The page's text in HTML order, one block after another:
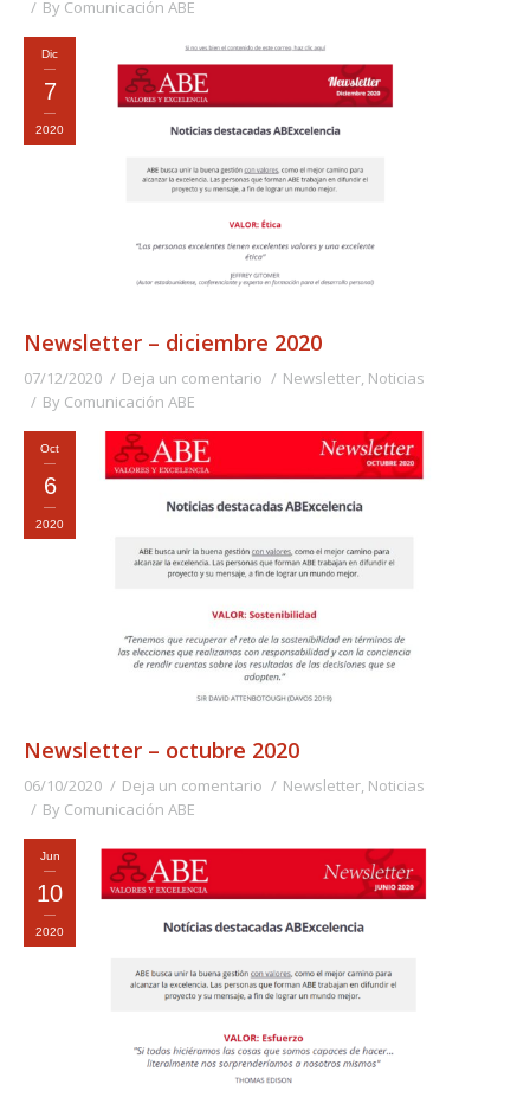
By Comunicación ABE
Dic
7
2020
Newsletter – diciembre 2020
07/12/2020 Deja un comentario Newsletter, Noticias
By Comunicación ABE
Oct
6
2020
Newsletter – octubre 2020
06/10/2020 Deja un comentario Newsletter, Noticias
By Comunicación ABE
Jun
10
2020